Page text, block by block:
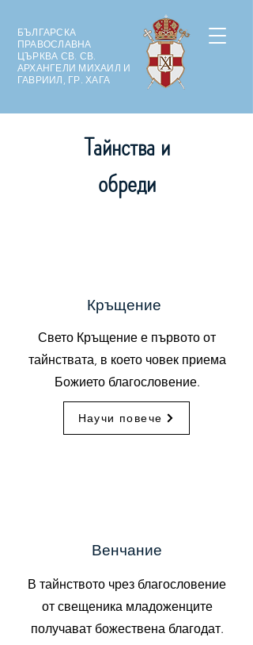
БЪЛГАРСКА
ПРАВОСЛАВНА
ЦЪРКВА СВ. СВ.
АРХАНГЕЛИ МИХАИЛ И
ГАВРИИЛ, ГР. ХАГА
Тайнства и
обреди
Кръщение
Свето Кръщение е първото от
тайнствата, в което човек приема
Божието благословение.
Научи повече
Венчание
В тайнството чрез благословение
от свещеника младоженците
получават божествена благодат.